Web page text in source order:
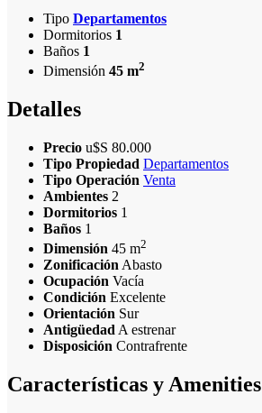
Tipo Departamentos
Dormitorios 1
Baños 1
Dimensión 45 m2
Detalles
Precio u$S 80.000
Tipo Propiedad Departamentos
Tipo Operación Venta
Ambientes 2
Dormitorios 1
Baños 1
Dimensión 45 m2
Zonificación Abasto
Ocupación Vacía
Condición Excelente
Orientación Sur
Antigüedad A estrenar
Disposición Contrafrente
Características y Amenities